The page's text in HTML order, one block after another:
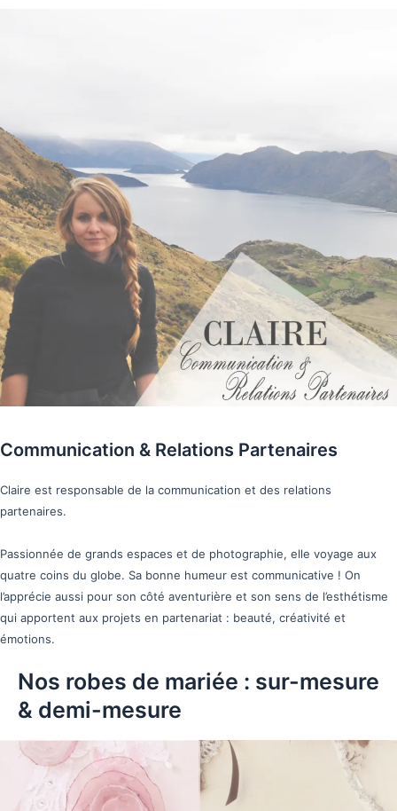
Communication & Relations Partenaires
Claire est responsable de la communication et des relations
partenaires.
Passionnée de grands espaces et de photographie, elle voyage aux
quatre coins du globe. Sa bonne humeur est communicative ! On
l’apprécie aussi pour son côté aventurière et son sens de l’esthétisme
qui apportent aux projets en partenariat : beauté, créativité et
émotions.
Nos robes de mariée : sur-mesure
& demi-mesure